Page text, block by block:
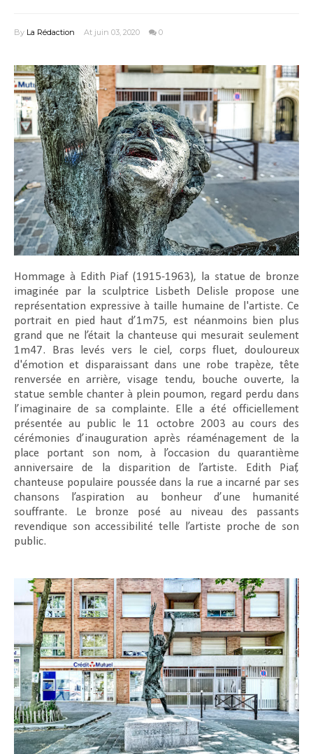
By La Rédaction At juin 03, 2020 0
Hommage à Edith Piaf (1915-1963), la statue de bronze
imaginée par la sculptrice Lisbeth Delisle propose une
représentation expressive à taille humaine de l'artiste. Ce
portrait en pied haut d’1m75, est néanmoins bien plus
grand que ne l’était la chanteuse qui mesurait seulement
1m47. Bras levés vers le ciel, corps fluet, douloureux
d'émotion et disparaissant dans une robe trapèze, tête
renversée en arrière, visage tendu, bouche ouverte, la
statue semble chanter à plein poumon, regard perdu dans
l’imaginaire de sa complainte. Elle a été officiellement
présentée au public le 11 octobre 2003 au cours des
cérémonies d’inauguration après réaménagement de la
place portant son nom, à l’occasion du quarantième
anniversaire de la disparition de l’artiste. Edith Piaf,
chanteuse populaire poussée dans la rue a incarné par ses
chansons l’aspiration au bonheur d’une humanité
souffrante. Le bronze posé au niveau des passants
revendique son accessibilité telle l’artiste proche de son
public.